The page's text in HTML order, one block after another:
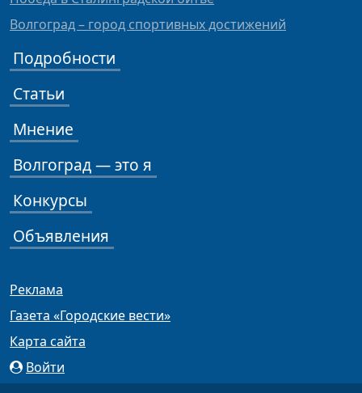
Волгоград – город спортивных достижений
Подробности
Статьи
Мнение
Волгоград — это я
Конкурсы
Объявления
Реклама
Газета «Городские вести»
Карта сайта
Войти